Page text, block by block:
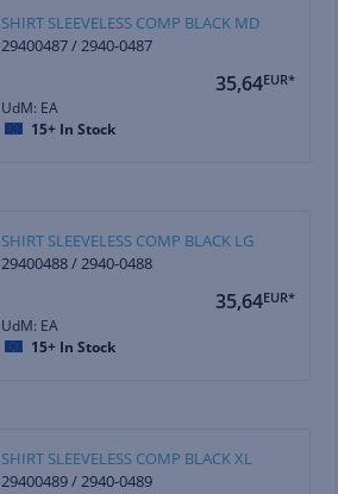
SHIRT SLEEVELESS COMP BLACK MD
29400487 / 2940-0487
35,64EUR*
UdM: EA
15+ In Stock
SHIRT SLEEVELESS COMP BLACK LG
29400488 / 2940-0488
35,64EUR*
UdM: EA
15+ In Stock
SHIRT SLEEVELESS COMP BLACK XL
29400489 / 2940-0489